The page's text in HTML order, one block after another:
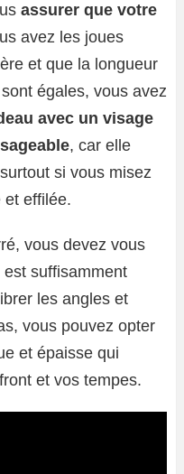
assurer que votre
avez les joues
et que la longueur
égales, vous avez
avec un visage
, car elle
si vous misez
et effilée.
vous devez vous
suffisamment
les angles et
vous pouvez opter
et épaisse qui
et vos tempes.